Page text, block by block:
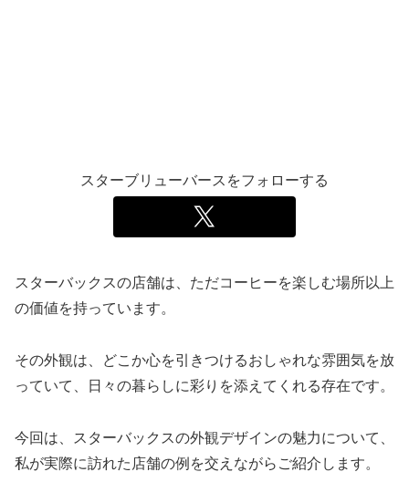
スターブリューバースをフォローする
スターバックスの店舗は、ただコーヒーを楽しむ場所以上
の価値を持っています。
その外観は、どこか心を引きつけるおしゃれな雰囲気を放
っていて、日々の暮らしに彩りを添えてくれる存在です。
今回は、スターバックスの外観デザインの魅力について、
私が実際に訪れた店舗の例を交えながらご紹介します。